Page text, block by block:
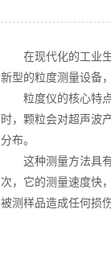
在现代化的工业生
新型的粒度测量设备
粒度仪的核心特点
时，颗粒会对超声波
分布。
这种测量方法具有
次，它的测量速度快
被测样品造成任何损